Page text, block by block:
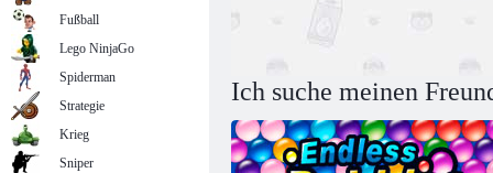
Ich suche meinen
Fußball
Lego NinjaGo
Spiderman
Strategie
Krieg
Sniper